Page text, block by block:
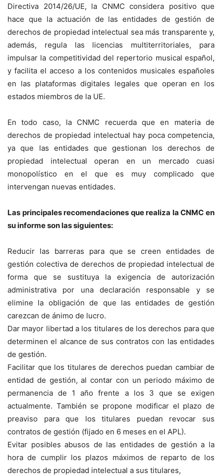
Directiva 2014/26/UE, la CNMC considera positivo que
hace que la actuación de las entidades de gestión de
derechos de propiedad intelectual sea más transparente y,
además, regula las licencias multiterritoriales, para
impulsar la competitividad del repertorio musical español,
y facilita el acceso a los contenidos musicales españoles
en las plataformas digitales legales que operan en los
estados miembros de la UE.
En todo caso, la CNMC recuerda que en materia de
derechos de propiedad intelectual hay poca competencia,
ya que las entidades que gestionan los derechos de
propiedad intelectual operan en un mercado cuasi
monopolístico en el que es muy complicado que
intervengan nuevas entidades.
Las principales recomendaciones que realiza la CNMC en
su informe son las siguientes:
Reducir las barreras para que se creen entidades de
gestión colectiva de derechos de propiedad intelectual de
forma que se sustituya la exigencia de autorización
administrativa por una declaración responsable y se
elimine la obligación de que las entidades de gestión
carezcan de ánimo de lucro.
Dar mayor libertad a los titulares de los derechos para que
determinen el alcance de sus contratos con las entidades
de gestión.
Facilitar que los titulares de derechos puedan cambiar de
entidad de gestión, al contar con un periodo máximo de
permanencia de 1 año frente a los 3 que se exigen
actualmente. También se propone modificar el plazo de
preaviso para que los titulares puedan revocar sus
contratos de gestión (fijado en 6 meses en el APL).
Evitar posibles abusos de las entidades de gestión a la
hora de cumplir los plazos máximos de reparto de los
derechos de propiedad intelectual a sus titulares,